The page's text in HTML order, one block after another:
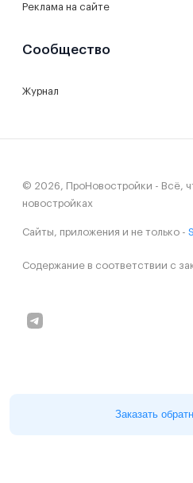
Заказать
Реклама на сайте
Сообщество
Журнал
© 2026, ПроНовостройки - Всё,
новостройках
Сайты, приложения и не только -
Содержание в соответствии с